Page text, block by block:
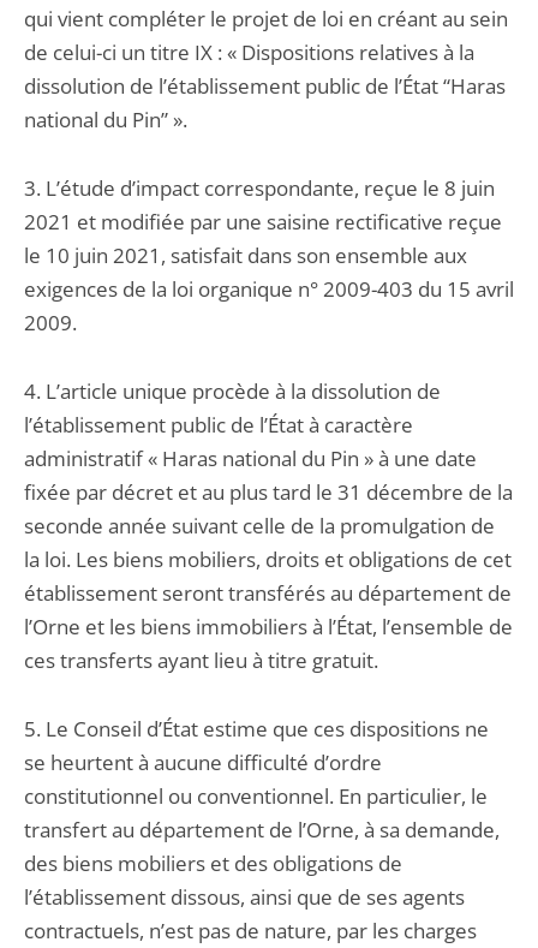
qui vient compléter le projet de loi en créant au sein
de celui-ci un titre IX : « Dispositions relatives à la
dissolution de l’établissement public de l’État “Haras
national du Pin” ».
3. L’étude d’impact correspondante, reçue le 8 juin
2021 et modifiée par une saisine rectificative reçue
le 10 juin 2021, satisfait dans son ensemble aux
exigences de la loi organique n° 2009-403 du 15 avril
2009.
4. L’article unique procède à la dissolution de
l’établissement public de l’État à caractère
administratif « Haras national du Pin » à une date
fixée par décret et au plus tard le 31 décembre de la
seconde année suivant celle de la promulgation de
la loi. Les biens mobiliers, droits et obligations de cet
établissement seront transférés au département de
l’Orne et les biens immobiliers à l’État, l’ensemble de
ces transferts ayant lieu à titre gratuit.
5. Le Conseil d’État estime que ces dispositions ne
se heurtent à aucune difficulté d’ordre
constitutionnel ou conventionnel. En particulier, le
transfert au département de l’Orne, à sa demande,
des biens mobiliers et des obligations de
l’établissement dissous, ainsi que de ses agents
contractuels, n’est pas de nature, par les charges